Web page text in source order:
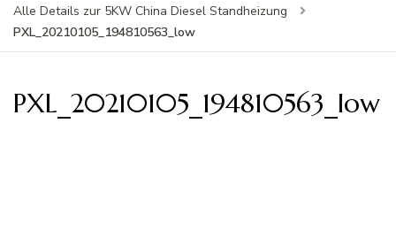
Alle Details zur 5KW China Diesel Standheizung
PXL_20210105_194810563_low
PXL_20210105_194810563_low